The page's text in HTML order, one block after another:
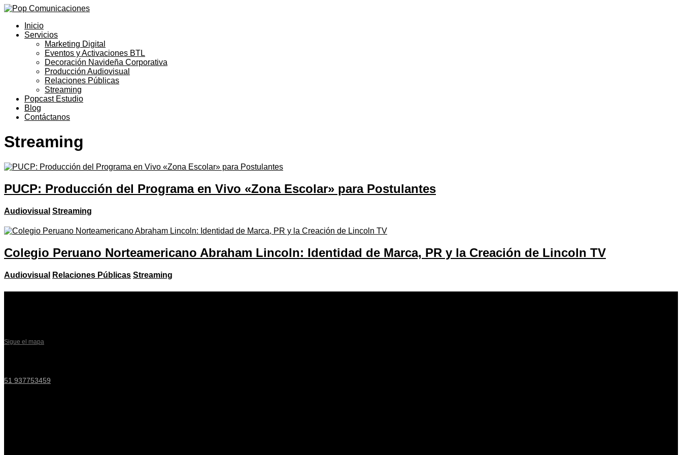
Inicio
Servicios
Marketing Digital
Eventos y Activaciones BTL
Decoración Navideña Corporativa
Producción Audiovisual
Relaciones Públicas
Streaming
Popcast Estudio
Blog
Contáctanos
Streaming
PUCP: Producción del Programa en Vivo «Zona Escolar» para Postulantes
Audiovisual Streaming
Colegio Peruano Norteamericano Abraham Lincoln: Identidad de Marca, PR y la Creación de Lincoln TV
Audiovisual Relaciones Públicas Streaming
Sigue el mapa
51 937753459